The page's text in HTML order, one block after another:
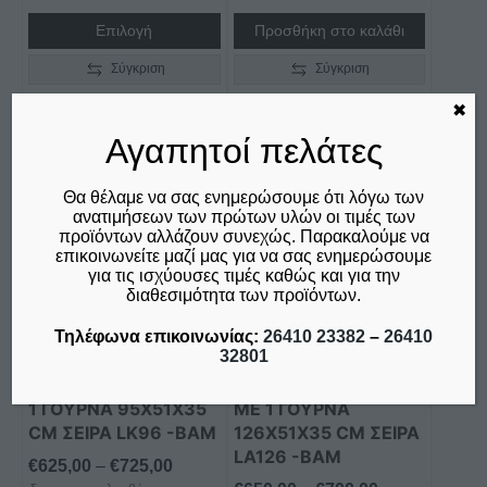
Επιλογή
Σύγκριση
Προσθήκη στο καλάθι
Σύγκριση
1 ΓΟΥΡΝΑ 95X51X35
CM ΣΕΙΡΑ LK96 -BAM
€625,00 – €725,00
προϊόν
πολλαπλές
επιλογές
να
επιλεγούν
σελίδα
ΜΕ 1 ΓΟΥΡΝΑ
126X51X35 CM ΣΕΙΡΑ
LΑ126 -BAM
Αυτό
το
προϊόν
έχει
πολλαπλές
παραλλαγές.
επιλογές
να
επιλεγούν
στη
σελίδα
Αγαπητοί πελάτες
Θα θέλαμε να σας ενημερώσουμε ότι λόγω των
ανατιμήσεων των πρώτων υλών οι τιμές των
προϊόντων αλλάζουν συνεχώς. Παρακαλούμε να
επικοινωνείτε μαζί μας για να σας ενημερώσουμε
για τις ισχύουσες τιμές καθώς και για την
διαθεσιμότητα των προϊόντων.
Τηλέφωνα επικοινωνίας: 26410 23382 – 26410
32801
✖